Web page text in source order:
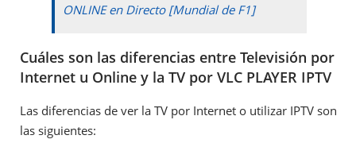
ONLINE en Directo [Mundial de F1]
Cuáles son las diferencias entre Televisión por
Internet u Online y la TV por VLC PLAYER IPTV
Las diferencias de ver la TV por Internet o utilizar IPTV son
las siguientes: